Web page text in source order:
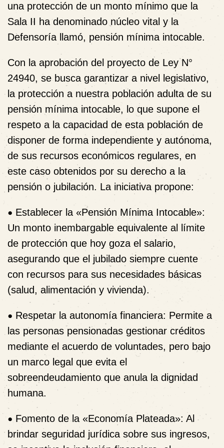
una protección de un monto mínimo que la
Sala II ha denominado núcleo vital y la
Defensoría llamó, pensión mínima intocable.
Con la aprobación del proyecto de Ley N°
24940, se busca garantizar a nivel legislativo,
la protección a nuestra población adulta de su
pensión mínima intocable, lo que supone el
respeto a la capacidad de esta población de
disponer de forma independiente y autónoma,
de sus recursos económicos regulares, en
este caso obtenidos por su derecho a la
pensión o jubilación. La iniciativa propone:
• Establecer la «Pensión Mínima Intocable»:
Un monto inembargable equivalente al límite
de protección que hoy goza el salario,
asegurando que el jubilado siempre cuente
con recursos para sus necesidades básicas
(salud, alimentación y vivienda).
• Respetar la autonomía financiera: Permite a
las personas pensionadas gestionar créditos
mediante el acuerdo de voluntades, pero bajo
un marco legal que evita el
sobreendeudamiento que anula la dignidad
humana.
• Fomento de la «Economía Plateada»: Al
brindar seguridad jurídica sobre sus ingresos,